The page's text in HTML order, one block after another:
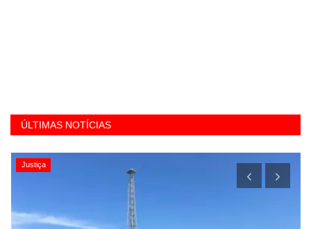
ÚLTIMAS NOTÍCIAS
Justiça